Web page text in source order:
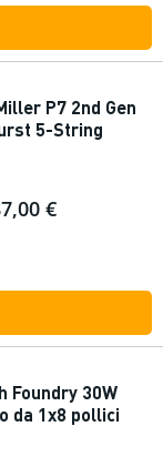
P7 2nd Gen
5-String
€
Foundry 30W
da 1x8 pollici